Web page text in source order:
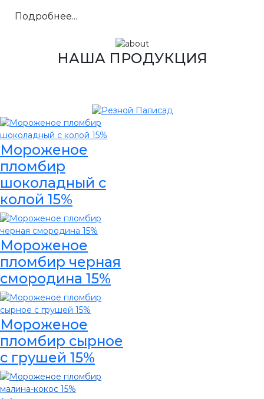
Подробнее...
НАША ПРОДУКЦИЯ
Мороженое
пломбир
шоколадный с
колой 15%
Мороженое
пломбир черная
смородина 15%
Мороженое
пломбир сырное
с грушей 15%